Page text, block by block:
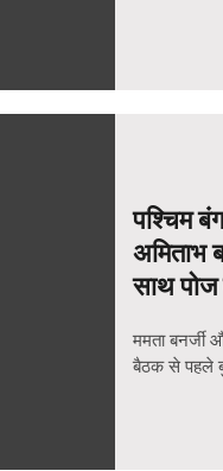
पश्चिम
अमिताभ
साथ पोज
ममता बनर्जी
बैठक से पहले